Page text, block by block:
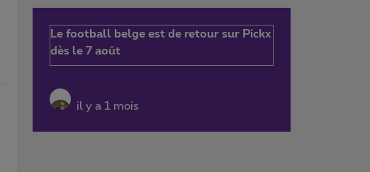
Le football belge est de retour sur Pickx
dès le 7 août
il y a 1 mois